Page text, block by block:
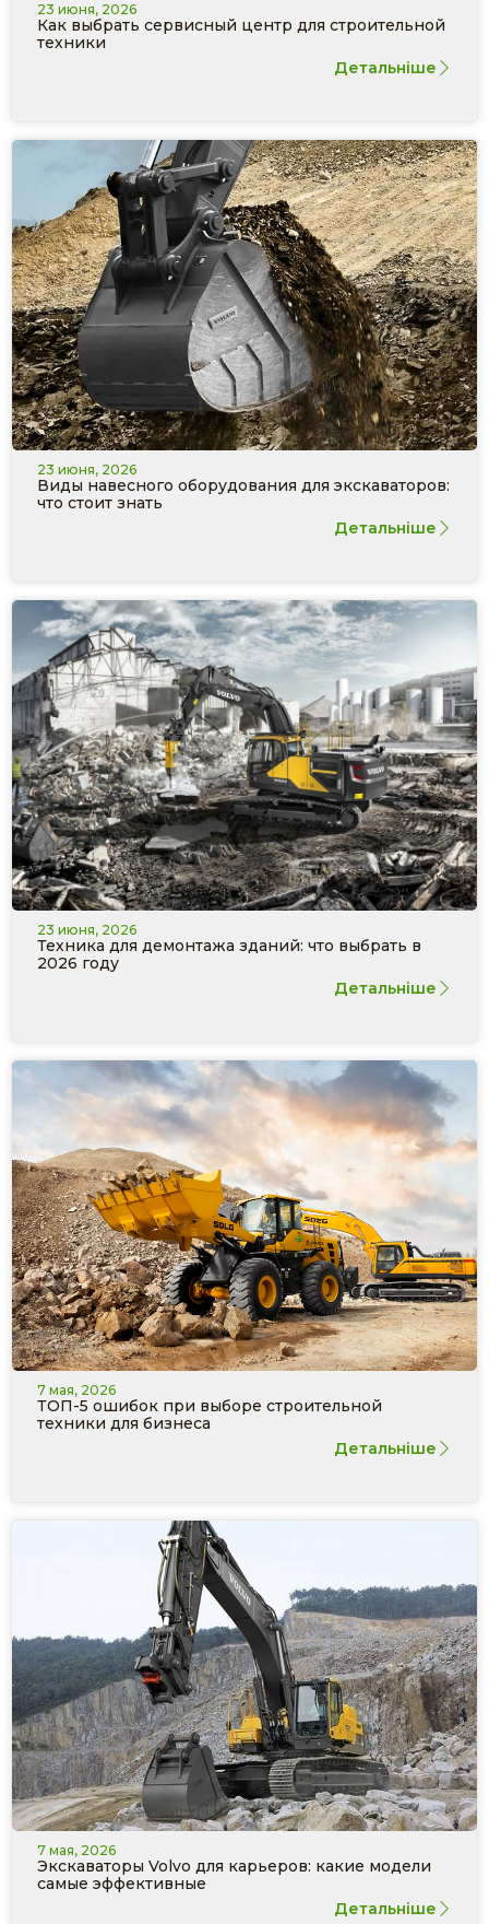
23 июня, 2026
Как выбрать сервисный центр для строительной
техники
Детальніше
23 июня, 2026
Виды навесного оборудования для экскаваторов:
что стоит знать
Детальніше
23 июня, 2026
Техника для демонтажа зданий: что выбрать в
2026 году
Детальніше
7 мая, 2026
ТОП-5 ошибок при выборе строительной
техники для бизнеса
Детальніше
7 мая, 2026
Экскаваторы Volvo для карьеров: какие модели
самые эффективные
Детальніше